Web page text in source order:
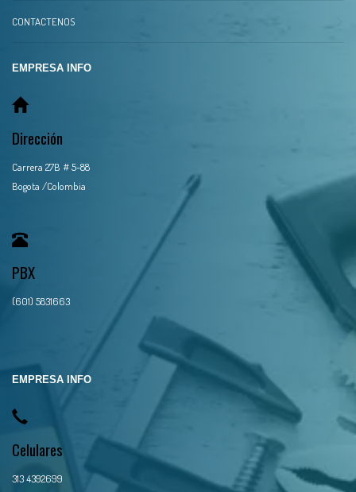
CONTACTENOS
EMPRESA INFO
Dirección
Carrera 27B # 5-88
Bogota /Colombia
PBX
(601) 5831663
EMPRESA INFO
Celulares
313 4392699